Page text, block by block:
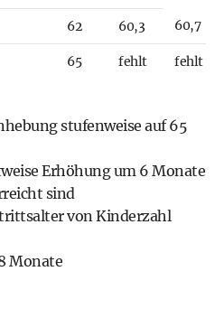
62 60,3 60,7
65 fehlt fehlt
stufenweise auf 65
Erhöhung um 6 Monate
sind
von Kinderzahl
Monate